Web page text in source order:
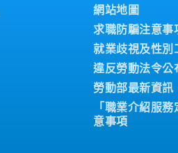
網站地圖
求職防騙注意事
就業歧視及性別
違反勞動法令公
勞動部最新資訊
「職業介紹服
意事項